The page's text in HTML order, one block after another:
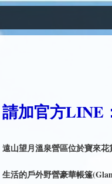
請加官方LINE
遠山望月溫泉營區位於寶來
生活的戶外野營豪華帳篷